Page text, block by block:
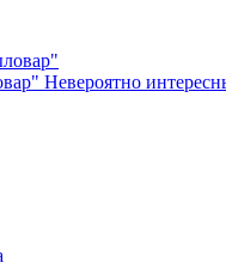
Невероятно